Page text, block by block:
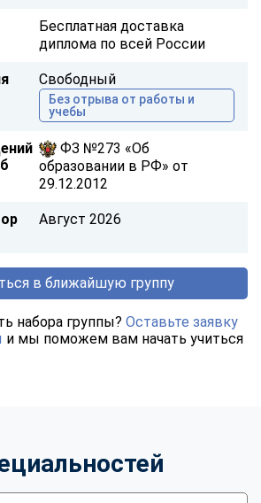
Бесплатная доставка
диплома по всей России
Свободный
Без отрыва от работы и
учебы
ФЗ №273 «Об
образовании в РФ» от
29.12.2012
Август 2026
в ближайшую группу
набора группы? Оставьте заявку
и мы поможем вам начать учиться